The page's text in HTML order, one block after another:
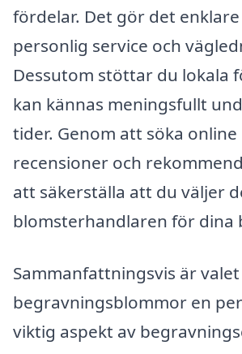
fördelar. Det gör det
personlig service och
Dessutom stöttar du lokala
kan kännas meningsfullt
tider. Genom att söka
recensioner och
att säkerställa att du väljer
blomsterhandlaren för dina
Sammanfattningsvis är
begravningsblommor en
viktig aspekt av